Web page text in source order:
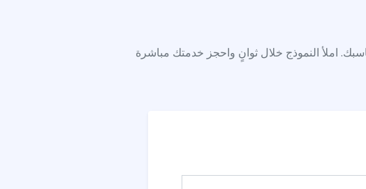
املأ النموذج خلال ثوانٍ واحجز خدمتك مباشرة